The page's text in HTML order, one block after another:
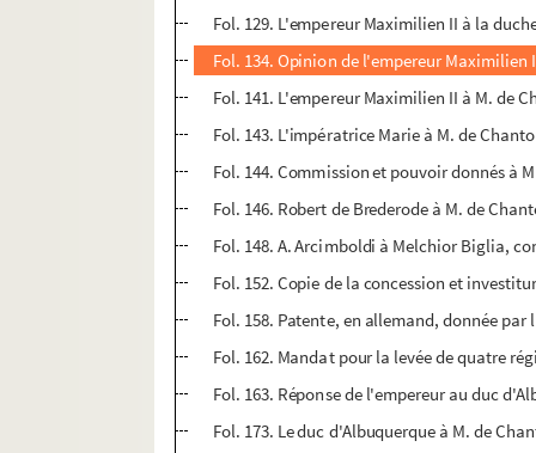
Fol. 129. L'empereur Maximilien II à la
Fol. 134. Opinion de l'empereur
Fol. 141. L'empereur Maximilien II à M. de
Fol. 143. L'impératrice Marie à M. de
Fol. 144. Commission et pouvoir donnés à
Fol. 146. Robert de Brederode à M. de
Fol. 148. A. Arcimboldi à Melchior Biglia,
Fol. 152. Copie de la concession et
Fol. 158. Patente, en allemand, donnée
Fol. 162. Mandat pour la levée de quatre
Fol. 163. Réponse de l'empereur au duc
Fol. 173. Le duc d'Albuquerque à M. de